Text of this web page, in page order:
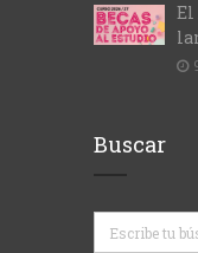
El
Buscar
Buscar